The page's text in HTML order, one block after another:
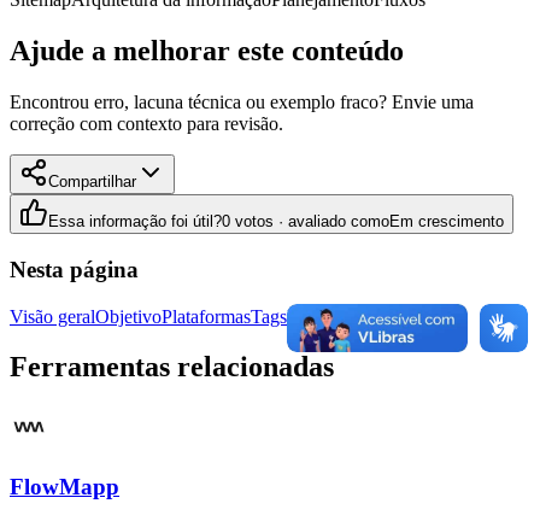
Ajude a melhorar este conteúdo
Encontrou erro, lacuna técnica ou exemplo fraco? Envie uma
correção com contexto para revisão.
Compartilhar
Essa informação foi útil?0 votos · avaliado comoEm crescimento
Nesta página
Visão geralObjetivoPlataformasTagsUso estratégico
Ferramentas relacionadas
FlowMapp